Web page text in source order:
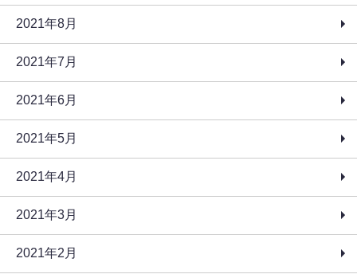
2021年8月
2021年7月
2021年6月
2021年5月
2021年4月
2021年3月
2021年2月